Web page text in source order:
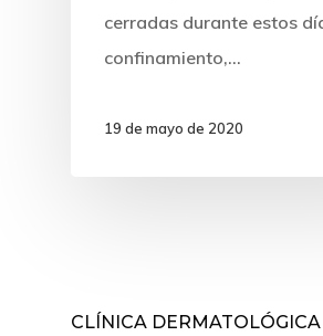
cerradas durante estos
confinamiento,…
19 de mayo de 2020
CLÍNICA